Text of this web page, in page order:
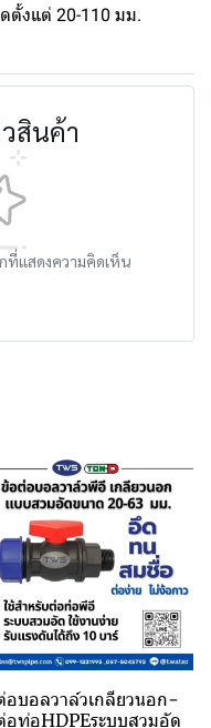
ตั้งแต่ 20-110 มม.
สินค้า
ที่แสดงความคิดเห็น
อบอลวาล์วเกลียวนอก-
อท่อHDPEระบบสวมอัด